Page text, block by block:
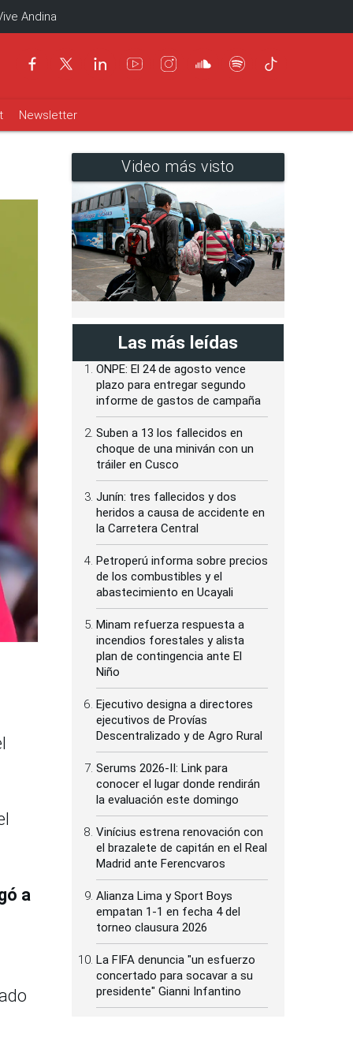
Andina
Newsletter
a
Video más visto
Las más leídas
ONPE: El 24 de agosto vence
plazo para entregar segundo
informe de gastos de campaña
Suben a 13 los fallecidos en
choque de una miniván con un
tráiler en Cusco
Junín: tres fallecidos y dos
heridos a causa de accidente en
la Carretera Central
Petroperú informa sobre precios
de los combustibles y el
abastecimiento en Ucayali
Minam refuerza respuesta a
incendios forestales y alista
plan de contingencia ante El
Niño
Ejecutivo designa a directores
ejecutivos de Provías
Descentralizado y de Agro Rural
Serums 2026-II: Link para
conocer el lugar donde rendirán
la evaluación este domingo
Vinícius estrena renovación con
el brazalete de capitán en el Real
Madrid ante Ferencvaros
Alianza Lima y Sport Boys
empatan 1-1 en fecha 4 del
torneo clausura 2026
La FIFA denuncia "un esfuerzo
concertado para socavar a su
presidente" Gianni Infantino